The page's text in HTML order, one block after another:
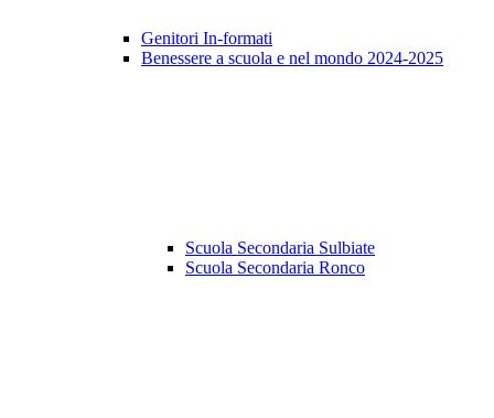
Genitori In-formati
Benessere a scuola e nel mondo 2024-2025
Scuola Secondaria Sulbiate
Scuola Secondaria Ronco